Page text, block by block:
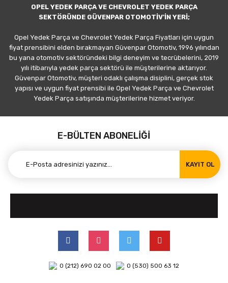
OPEL YEDEK PARÇA VE CHEVROLET YEDEK PARÇA
SEKTÖRÜNDE GÜVENPAR OTOMOTİV'İN YERİ;
Opel Yedek Parça ve Chevrolet Yedek Parça Fiyatları için uygun
fiyat prensibini elden bırakmayan Güvenpar Otomotiv, 1996 yılından
bu yana otomotiv sektöründeki bilgi deneyim ve tecrübelerini, 2019
yılı itibarıyla yedek parça sektörü ile müşterilerine aktarıyor.
Güvenpar Otomotiv, müşteri odaklı çalışma disiplini, gerçek stok
yapısı ve uygun fiyat prensibi ile Opel Yedek Parça ve Chevrolet
Yedek Parça satışında müşterilerine hizmet veriyor.
E-BÜLTEN ABONELİĞİ
KAYIT OL
0 (212) 690 02 00 0 (530) 500 63 12